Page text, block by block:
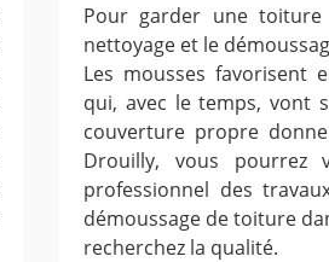
Pour garder une
nettoyage et le
Les mousses favorisent
qui, avec le temps, vont
couverture propre
Drouilly, vous pourrez
professionnel des
démoussage de toiture
recherchez la qualité.